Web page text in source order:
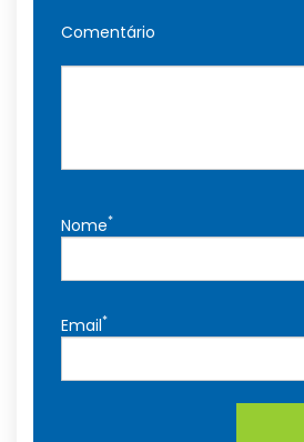
Comentário
Nome*
Email*